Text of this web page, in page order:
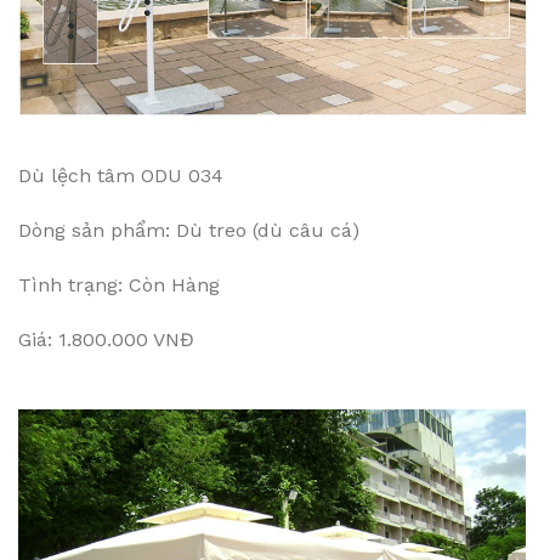
Dù lệch tâm ODU 034
Dòng sản phẩm: Dù treo (dù câu cá)
Tình trạng: Còn Hàng
Giá: 1.800.000 VNĐ